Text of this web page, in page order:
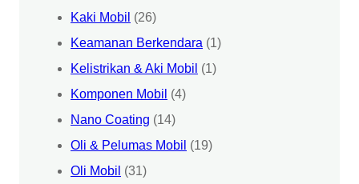
Kaki Mobil (26)
Keamanan Berkendara (1)
Kelistrikan & Aki Mobil (1)
Komponen Mobil (4)
Nano Coating (14)
Oli & Pelumas Mobil (19)
Oli Mobil (31)